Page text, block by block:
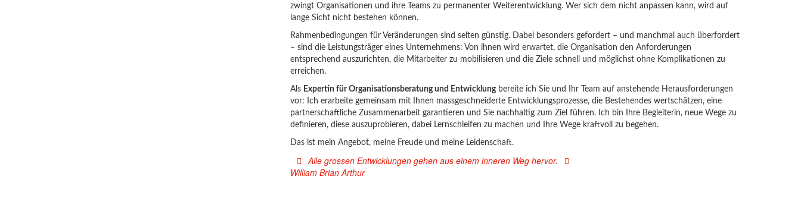
zwingt Organisationen und ihre Teams zu permanenter Weiterentwicklung. Wer sich dem nicht anpassen kann, wird auf
lange Sicht nicht bestehen können.
Rahmenbedingungen für Veränderungen sind selten günstig. Dabei besonders gefordert – und manchmal auch überfordert
– sind die Leistungsträger eines Unternehmens: Von ihnen wird erwartet, die Organisation den Anforderungen
entsprechend auszurichten, die Mitarbeiter zu mobilisieren und die Ziele schnell und möglichst ohne Komplikationen zu
erreichen.
Als Expertin für Organisationsberatung und Entwicklungbereite ich Sie und Ihr Team auf anstehende Herausforderungen
vor: Ich erarbeite gemeinsam mit Ihnen massgeschneiderte Entwicklungsprozesse, die Bestehendes wertschätzen, eine
partnerschaftliche Zusammenarbeit garantieren und Sie nachhaltig zum Ziel führen. Ich bin Ihre Begleiterin, neue Wege zu
definieren, diese auszuprobieren, dabei Lernschleifen zu machen und Ihre Wege kraftvoll zu begehen.
Das ist mein Angebot, meine Freude und meine Leidenschaft.
Alle grossen Entwicklungen gehen aus einem inneren Weg hervor.
William Brian Arthur